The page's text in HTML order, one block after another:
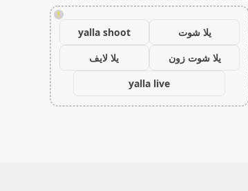
!
يلا شوت
yalla shoot
يلا شوت زون
يلا لايف
yalla live